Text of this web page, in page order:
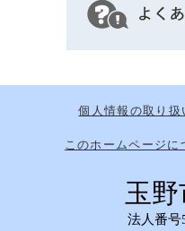
個人情報の取り扱
このホームページに
玉
法人番号